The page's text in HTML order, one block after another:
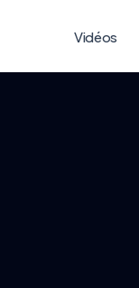
Vidéos